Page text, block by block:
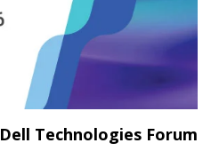
Dell Technologies Forum